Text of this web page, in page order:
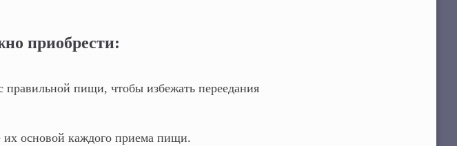
приобрести:
правильной пищи, чтобы избежать переедания
их основой каждого приема пищи.